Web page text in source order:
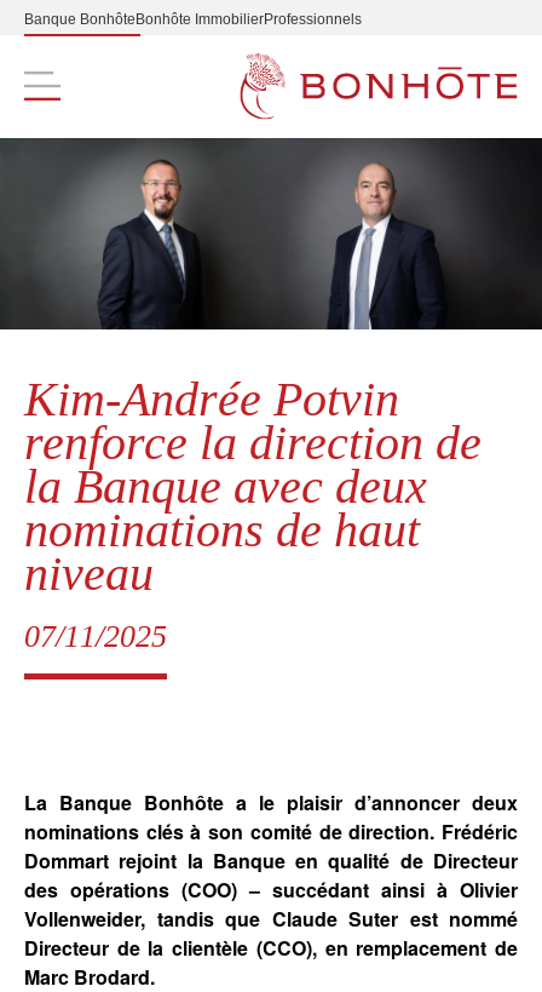
Banque Bonhôte Bonhôte ImmobilierProfessionnels
Navigation principale
Kim-Andrée Potvin
renforce la direction de
la Banque avec deux
nominations de haut
niveau
07/11/2025
La Banque Bonhôte a le plaisir d’annoncer deux
nominations clés à son comité de direction. Frédéric
Dommart rejoint la Banque en qualité de Directeur
des opérations (COO) – succédant ainsi à Olivier
Vollenweider, tandis que Claude Suter est nommé
Directeur de la clientèle (CCO), en remplacement de
Marc Brodard.